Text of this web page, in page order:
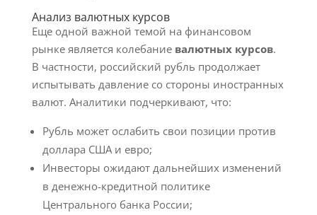
Анализ валютных курсов
Еще одной важной темой на финансовом
рынке является колебание валютных курсов.
В частности, российский рубль продолжает
испытывать давление со стороны иностранных
валют. Аналитики подчеркивают, что:
Рубль может ослабить свои позиции против
доллара США и евро;
Инвесторы ожидают дальнейших изменений
в денежно-кредитной политике
Центрального банка России;